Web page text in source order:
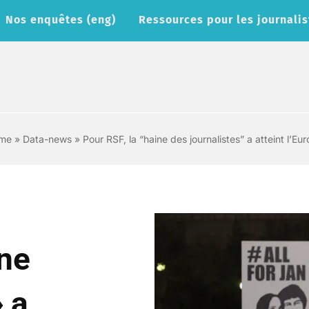
Nos enquêtes (eng) Ressources pour les
» Data-news » Pour RSF, la “haine des journalistes” a atteint